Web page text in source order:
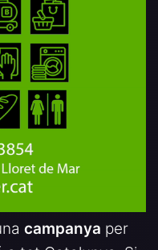
campanya per